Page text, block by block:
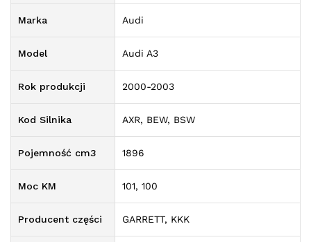
Marka Audi
Model Audi A3
Rok produkcji 2000-2003
Kod Silnika AXR, BEW, BSW
Pojemność cm3 1896
Moc KM 101, 100
Producent części GARRETT, KKK